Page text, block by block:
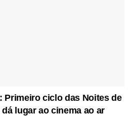
Primeiro ciclo das Noites de
lugar ao cinema ao ar